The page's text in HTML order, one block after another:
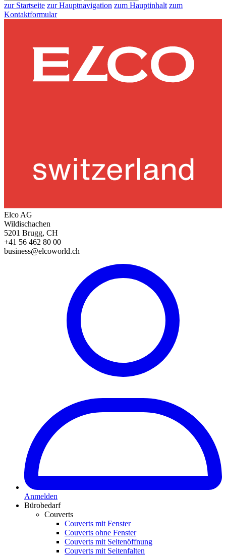
zur Startseite zur Hauptnavigation zum Hauptinhalt zum
Kontaktformular
Elco AG
Wildischachen
5201 Brugg, CH
+41 56 462 80 00
business@elcoworld.ch
Anmelden
Bürobedarf
Couverts
Couverts mit Fenster
Couverts ohne Fenster
Couverts mit Seitenöffnung
Couverts mit Seitenfalten